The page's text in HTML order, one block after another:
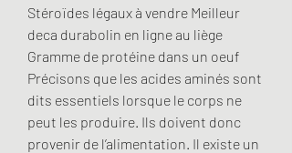
Stéroïdes légaux à vendre Meilleur
deca durabolin en ligne au liège
Gramme de protéine dans un oeuf
Précisons que les acides aminés sont
dits essentiels lorsque le corps ne
peut les produire. Ils doivent donc
provenir de l’alimentation. Il existe un